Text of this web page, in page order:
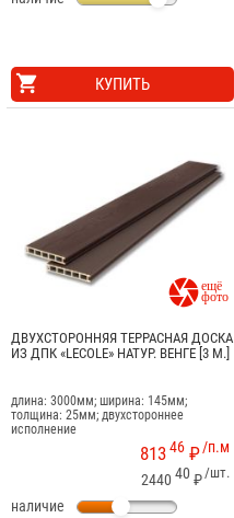
КУПИТЬ

ДВУХСТОРОННЯЯ ТЕРРАСНАЯ ДОСКА
ИЗ ДПК «LECOLE» НАТУР. ВЕНГЕ [3 М.]
длина: 3000мм; ширина: 145мм;
толщина: 25мм; двухстороннее
исполнение
/п.м
81346 ₽
/шт.
2440 40 ₽
наличие